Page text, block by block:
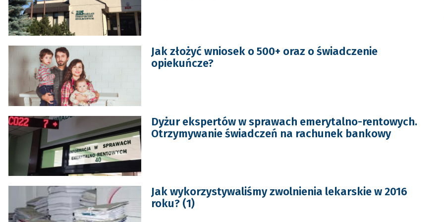
Jak złożyć wniosek o 500+ oraz o świadczenie
opiekuńcze?
Dyżur ekspertów w sprawach emerytalno-rentowych.
Otrzymywanie świadczeń na rachunek bankowy
Jak wykorzystywaliśmy zwolnienia lekarskie w 2016
roku? (1)